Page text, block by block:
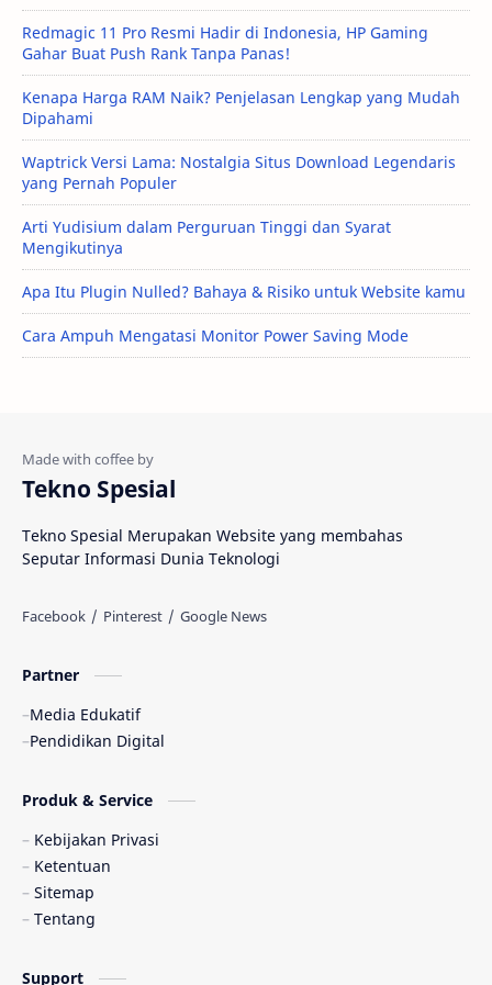
Redmagic 11 Pro Resmi Hadir di Indonesia, HP Gaming
Gahar Buat Push Rank Tanpa Panas!
Kenapa Harga RAM Naik? Penjelasan Lengkap yang Mudah
Dipahami
Waptrick Versi Lama: Nostalgia Situs Download Legendaris
yang Pernah Populer
Arti Yudisium dalam Perguruan Tinggi dan Syarat
Mengikutinya
Apa Itu Plugin Nulled? Bahaya & Risiko untuk Website kamu
Cara Ampuh Mengatasi Monitor Power Saving Mode
Tekno Spesial
Tekno Spesial Merupakan Website yang membahas
Seputar Informasi Dunia Teknologi
Partner
Media Edukatif
Pendidikan Digital
Produk & Service
Kebijakan Privasi
Ketentuan
Sitemap
Tentang
Support